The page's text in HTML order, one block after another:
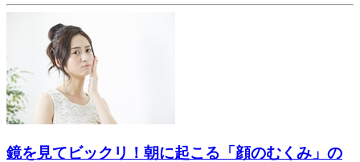
鏡を見てビックリ！朝に起こる「顔のむくみ」の